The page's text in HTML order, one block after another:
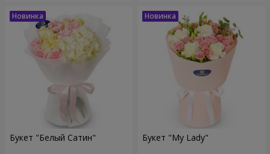
Букет "Белый Сатин" Букет "My Lady"